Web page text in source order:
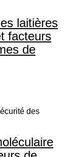
laitières
facteurs
de
des